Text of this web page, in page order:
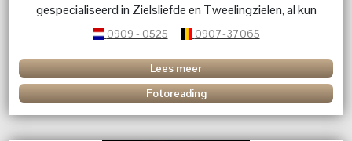
gespecialiseerd in Zielsliefde en Tweelingzielen, al kun
je met al je vragen bij mij terecht. Over Kinderen, Dieren,
advies, en luisterend oor. liefs Margret
0909 - 0525 0907-37065
Lees meer
Fotoreading